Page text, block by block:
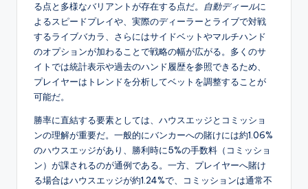
る点と多様なバリアントが存在する点だ。
自動ディールに
よるスピードプレイや、実際のディーラーとライブで対戦
するライブバカラ、さらにはサイドベットやマルチハンド
のオプションが加わることで戦略の幅が広がる。多くのサ
イトでは統計表示や過去のハンド履歴を参照できるため、
プレイヤーはトレンドを分析してベットを調整することが
可能だ。
勝率に直結する要素としては、ハウスエッジとコミッショ
ンの理解が重要だ。一般的にバンカーへの賭けには約1.06%
のハウスエッジがあり、勝利時に5%の手数料（コミッショ
ン）が課されるのが通例である。一方、プレイヤーへ賭け
る場合はハウスエッジが約1.24%で、コミッションは通常不